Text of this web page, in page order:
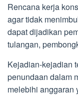
Rencana kerja
agar tidak
dapat dijadikan
tulangan,
Kejadian-kejadian
penundaan dalam
melebihi anggaran